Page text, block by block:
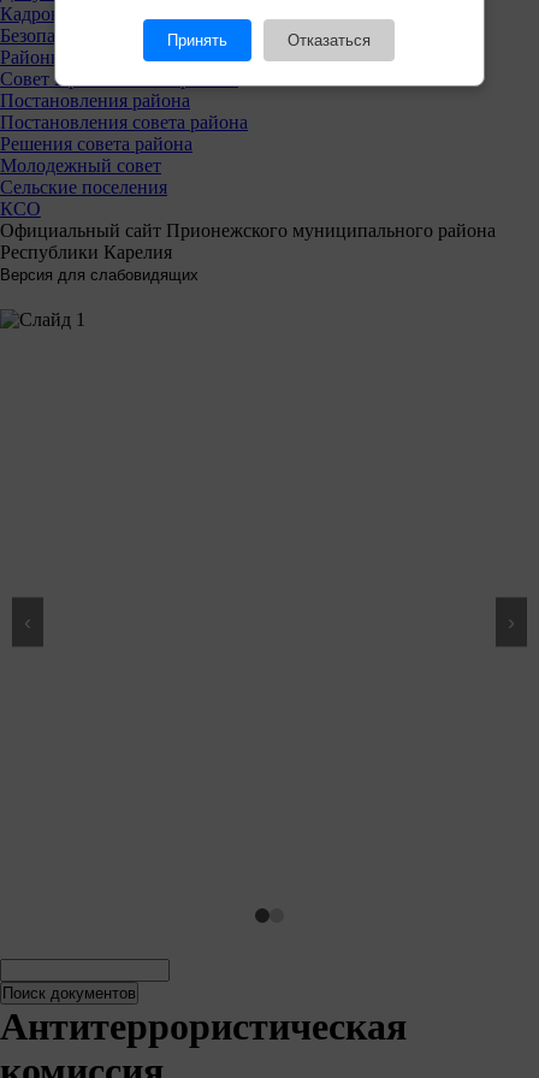
Принять Отказаться
Кадровая политика
Безопасность
Районный совет
Совет Прионежского района
Постановления района
Постановления совета района
Решения совета района
Молодежный совет
Сельские поселения
КСО
Официальный сайт Прионежского муниципального района
Республики Карелия
‹ ›
Поиск
документов
документов
Антитеррористическая